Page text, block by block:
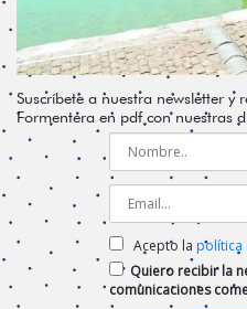
Suscríbete a nuestra newsletter y
Formentera en pdf con nuestras
Acepto la política
Quiero recibir la
comunicaciones